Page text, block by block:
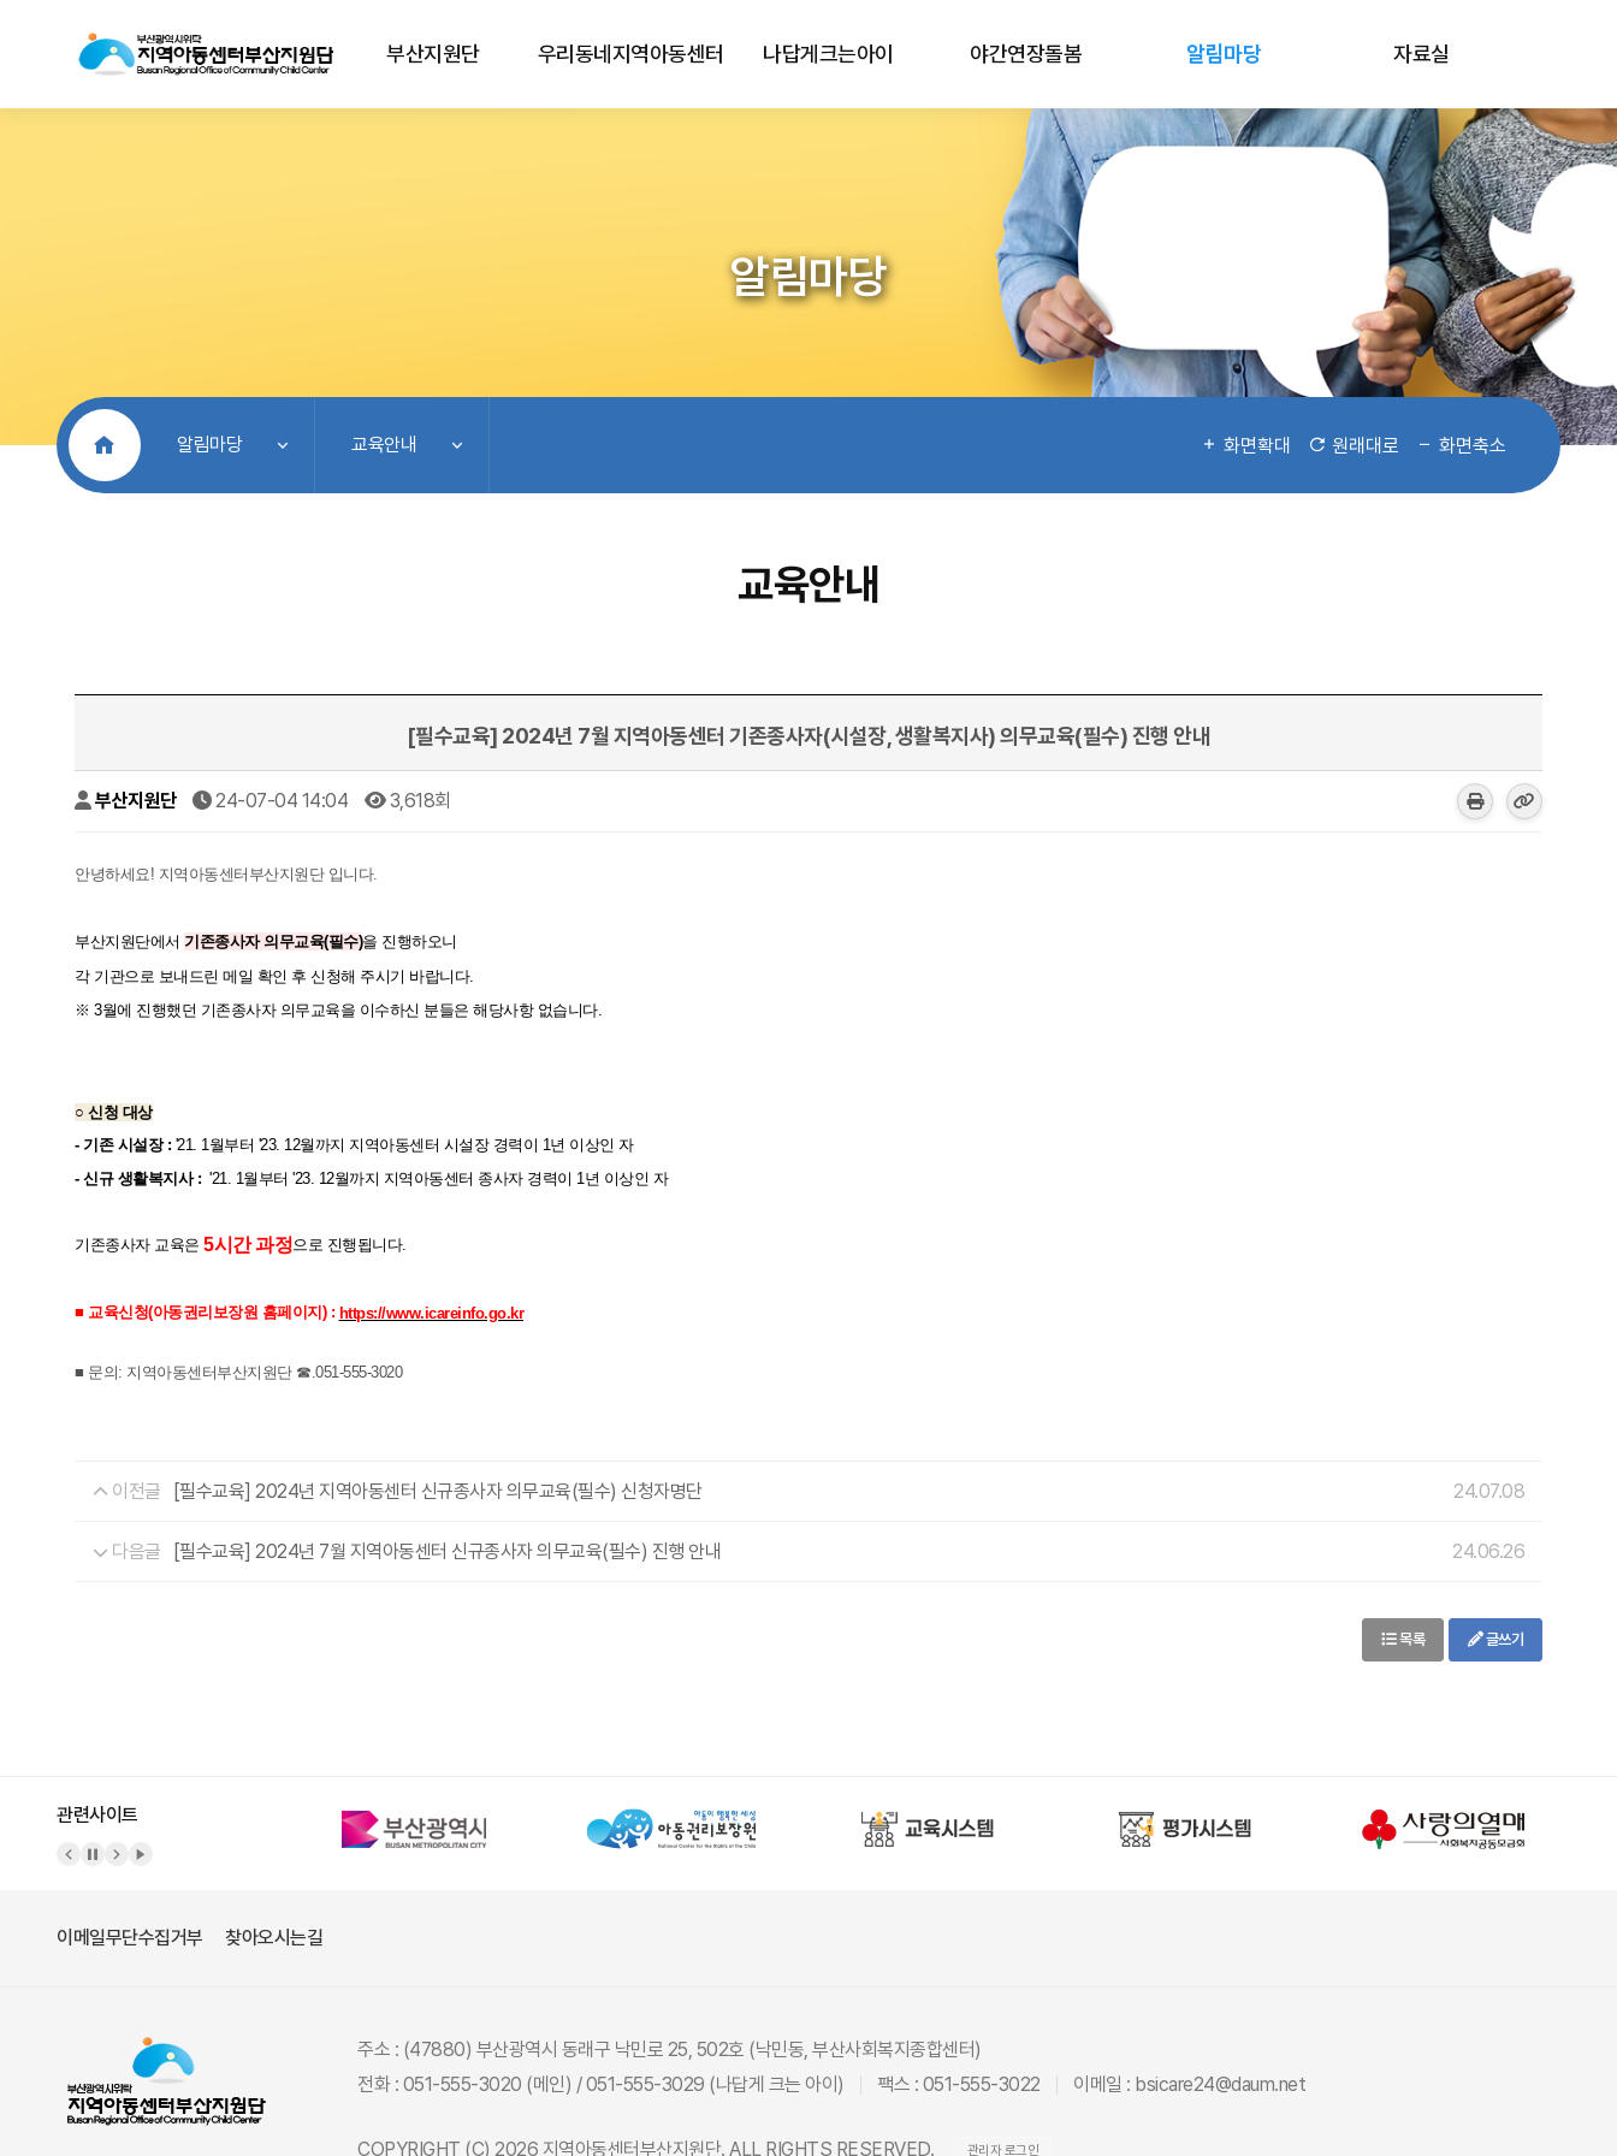
부산지원단 우리동네지역아동센터 나답게크는아이 야간연장돌봄 알림마당 자료실
알림마당
처음으로알림마당 교육안내 화면확대 원래대로 화면축소
교육안내
[필수교육] 2024년 7월 지역아동센터 기존종사자(시설장, 생활복지사) 의무교육(필수) 진행 안내
부산지원단 24-07-04 14:04 3,618회
안녕하세요! 지역아동센터부산지원단 입니다.
부산지원단에서 기존종사자 의무교육(필수)을 진행하오니
각 기관으로 보내드린 메일 확인 후 신청해 주시기 바랍니다.
※ 3월에 진행했던 기존종사자 의무교육을 이수하신 분들은 해당사항 없습니다.
○ 신청 대상
- 기존 시설장 : '21. 1월부터 '23. 12월까지 지역아동센터 시설장 경력이 1년 이상인 자
- 신규 생활복지사 : '21. 1월부터 '23. 12월까지 지역아동센터 종사자 경력이 1년 이상인 자
기존종사자 교육은 5시간 과정으로 진행됩니다.
■ 교육신청(아동권리보장원 홈페이지) : https://www.icareinfo.go.kr
■ 문의: 지역아동센터부산지원단 ☎.051-555-3020
이전글 [필수교육] 2024년 지역아동센터 신규종사자 의무교육(필수) 신청자명단 24.07.08
다음글 [필수교육] 2024년 7월 지역아동센터 신규종사자 의무교육(필수) 진행 안내 24.06.26
목록 글쓰기
관련사이트
이메일무단수집거부 찾아오시는길
주소 : (47880) 부산광역시 동래구 낙민로 25, 502호 (낙민동, 부산사회복지종합센터)
전화 : 051-555-3020 (메인) / 051-555-3029 (나답게 크는 아이)
팩스 : 051-555-3022 이메일 : bsicare24@daum.net
COPYRIGHT (C) 2026 지역아동센터부산지원단. ALL RIGHTS RESERVED. 관리자 로그인